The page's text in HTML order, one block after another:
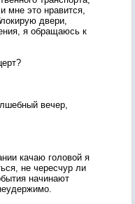
мне это нравится,
двери,
я обращаюсь к
вечер,
качаю головой я
не чересчур ли
начинают